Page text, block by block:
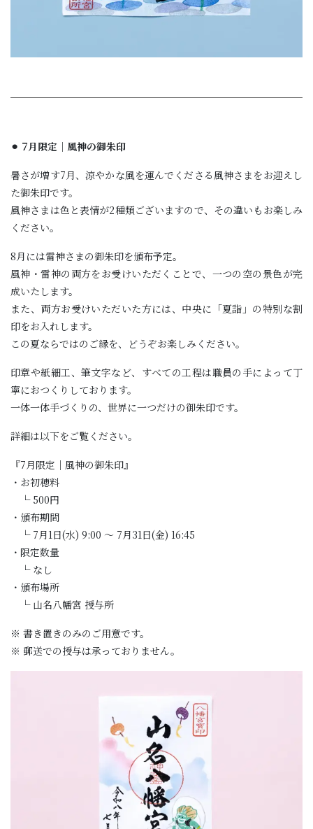
⚫︎ 7月限定｜風神の御朱印
暑さが増す7月、涼やかな風を運んでくださる風神さまをお迎えし
た御朱印です。
風神さまは色と表情が2種類ございますので、その違いもお楽しみ
ください。
8月には雷神さまの御朱印を頒布予定。
風神・雷神の両方をお受けいただくことで、一つの空の景色が完
成いたします。
また、両方お受けいただいた方には、中央に「夏詣」の特別な割
印をお入れします。
この夏ならではのご縁を、どうぞお楽しみください。
印章や紙細工、筆文字など、すべての工程は職員の手によって丁
寧におつくりしております。
一体一体手づくりの、世界に一つだけの御朱印です。
詳細は以下をご覧ください。
『7月限定｜風神の御朱印』
・お初穂料
└ 500円
・頒布期間
└ 7月1日(水) 9:00 〜 7月31日(金) 16:45
・限定数量
└ なし
・頒布場所
└ 山名八幡宮 授与所
※ 書き置きのみのご用意です。
※ 郵送での授与は承っておりません。